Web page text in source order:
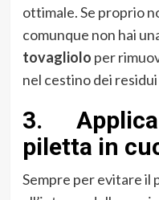
ottimale. Se proprio
comunque non hai
tovagliolo per
nel cestino dei
3. Applica
piletta in
Sempre per evitare il